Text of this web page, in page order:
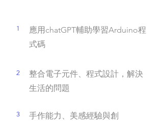
1
應用chatGPT輔助學習Arduino程
式碼
2
整合電子元件、程式設計，解決
生活的問題
3
手作能力、美感經驗與創